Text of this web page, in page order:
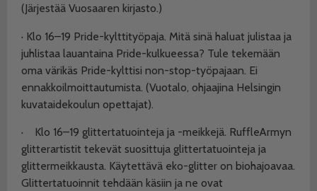
(Järjestää Vuosaaren kirjasto.)
· Klo 16–19 Pride-kylttityöpaja. Mitä sinä haluat julistaa ja
juhlistaa lauantaina Pride-kulkueessa? Tule tekemään
oma värikäs Pride-kylttisi non-stop-työpajaan. Ei
ennakkoilmoittautumista. (Vuotalo, ohjaajina Helsingin
kuvataidekoulun opettajat).
· Klo 16–19 glittertatuointeja ja -meikkejä. RuffleArmyn
glitterartistit tekevät suosittuja glittertatuointeja ja
glittermeikkausta. Käytettävä eko-glitter on biohajoavaa.
Glittertatuoinnit tehdään käsiin ja ne ovat